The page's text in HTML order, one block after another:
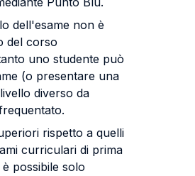
dell'esame non è
del corso
uno studente può
(o presentare una
diverso da
rispetto a quelli
curriculari di prima
possibile solo